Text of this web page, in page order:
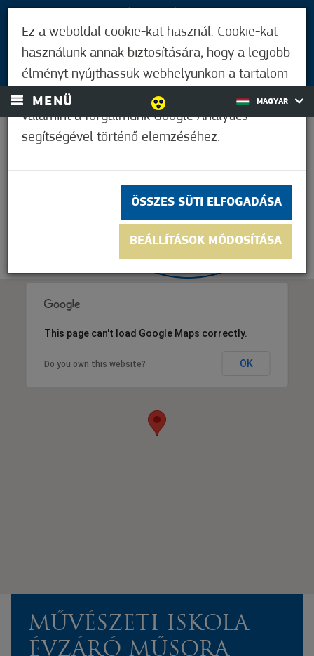
BEJELENTKEZÉS
MENÜ MAGYAR
This page can't load Google Maps correctly.
Do you own this website? OK
MŰVÉSZETI ISKOLA
ÉVZÁRÓ MŰSORA
Ez a weboldal cookie-kat használ. Cookie-kat
használunk annak biztosítására, hogy a legjobb
élményt nyújthassuk webhelyünkön a tartalom
és a hirdetések személyre szabásához,
valamint a forgalmunk Google Analytics
segítségével történő elemzéséhez.
ÖSSZES SÜTI ELFOGADÁSA
BEÁLLÍTÁSOK MÓDOSÍTÁSA